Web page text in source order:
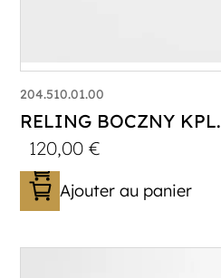
204.510.01.00
RELING BOCZNY KPL.
120,00€
Ajouter au panier